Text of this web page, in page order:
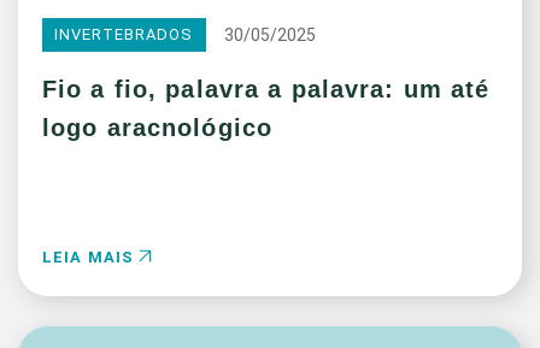
INVERTEBRADOS 30/05/2025
Fio a fio, palavra a palavra: um até
logo aracnológico
LEIA MAIS